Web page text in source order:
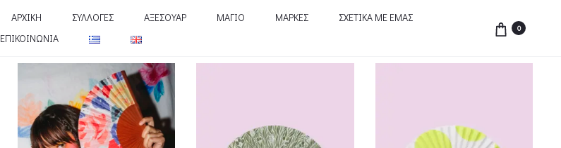
ΑΡΧΙΚΗ ΣΥΛΛΟΓΕΣ ΑΞΕΣΟΥΑΡ ΜΑΓΙΟ ΜΑΡΚΕΣ
ΣΧΕΤΙΚΑ ΜΕ ΕΜΑΣ
ΕΠΙΚΟΙΝΩΝΙΑ
0